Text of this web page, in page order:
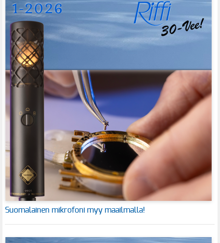
Suomalainen mikrofoni myy maailmalla!